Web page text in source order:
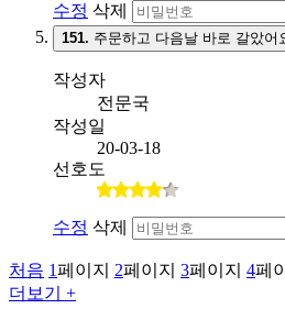
수정 삭제
151. 주문하고 다음날 바로 갈았
작성자
전문국
작성일
20-03-18
선호도
수정 삭제
처음 1페이지 2페이지 3페이지 4페
더보기 +